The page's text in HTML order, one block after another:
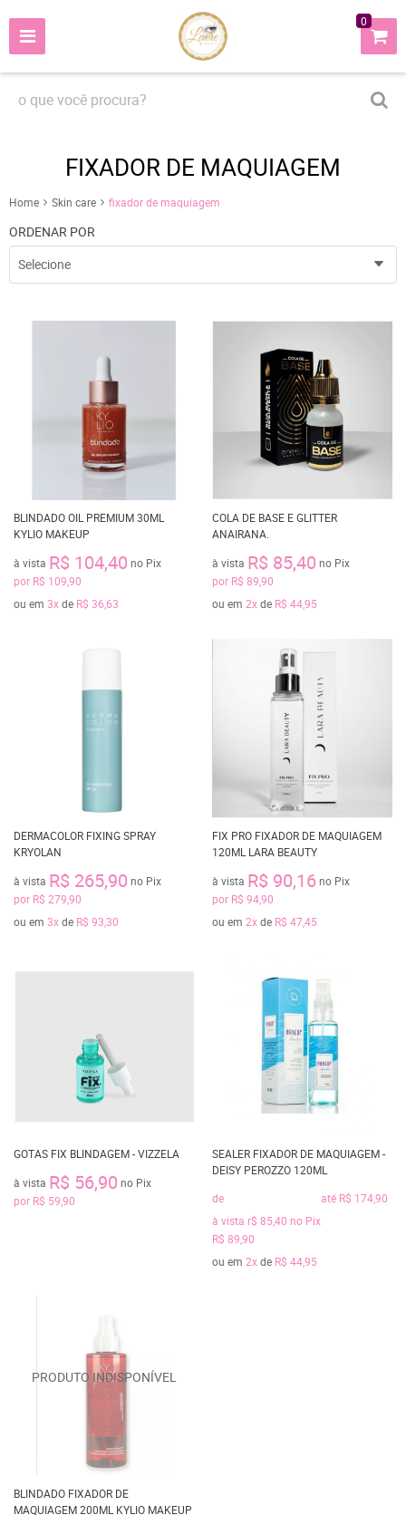
0
FIXADOR DE MAQUIAGEM
Home Skin care fixador de maquiagem
ORDENAR POR
Selecione
BLINDADO OIL PREMIUM 30ML
KYLIO MAKEUP
à vista R$ 104,40 no Pix
por R$ 109,90
ou em 3xde R$ 36,63
COLA DE BASE E GLITTER
ANAIRANA.
à vista R$ 85,40 no Pix
por R$ 89,90
ou em 2xde R$ 44,95
DERMACOLOR FIXING SPRAY
KRYOLAN
à vista R$ 265,90 no Pix
por R$ 279,90
ou em 3xde R$ 93,30
FIX PRO FIXADOR DE MAQUIAGEM
120ML LARA BEAUTY
à vista R$ 90,16no Pix
por R$ 94,90
ou em 2xde R$ 47,45
GOTAS FIX BLINDAGEM - VIZZELA
à vista R$ 56,90 no Pix
por R$ 59,90
SEALER FIXADOR DE MAQUIAGEM -
DEISY PEROZZO 120ML
de
à vista r$ 85,40 no Pix
R$ 89,90
até R$ 174,90
ou em 2xde R$ 44,95
BLINDADO FIXADOR DE
MAQUIAGEM 200ML KYLIO MAKEUP